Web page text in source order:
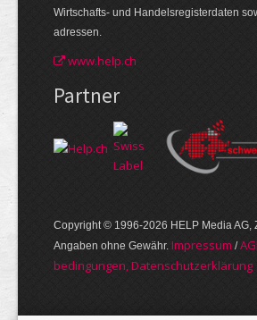
Wirtschafts- und Handelsregisterdaten
adressen.
www.help.ch
Partner
Copyright © 1996-2026 HELP Media AG,
Angaben ohne Gewähr. Im­pres­sum /
bedin­gungen, Daten­schutz­er­klärung